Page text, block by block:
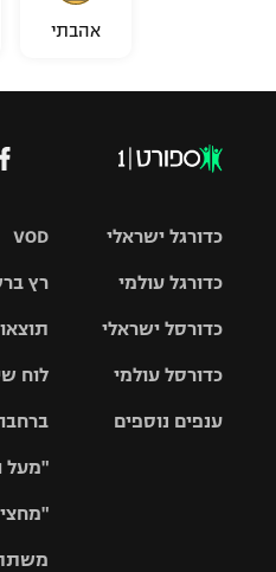
אהבתי
VOD
רץ
לוח
"מעל
כדורגל ישראלי
גביע הטוטו
כדורגל עולמי
האלופות
ליגה
כדורסל ישראלי
סל
כדורסל עולמי
ענפים נוספים